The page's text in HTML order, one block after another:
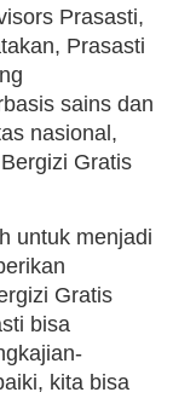
Prasasti,
Prasasti
sains dan
nasional,
Gratis
untuk menjadi
Gratis
bisa
kita bisa